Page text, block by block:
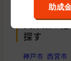
兵庫県の
探す
神戸市 西宮市
助成